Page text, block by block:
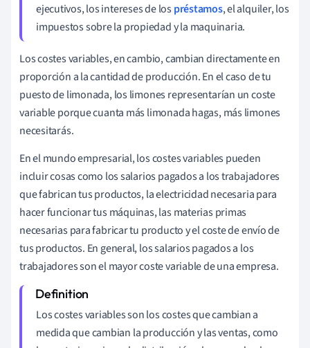
ejecutivos, los intereses de lospréstamos, el alquiler, los
impuestos sobre la propiedad y la maquinaria.
Los costes variables, en cambio, cambian directamente en
proporción a la cantidad de producción. En el caso de tu
puesto de limonada, los limones representarían un coste
variable porque cuanta más limonada hagas, más limones
necesitarás.
En el mundo empresarial, los costes variables pueden
incluir cosas como los salarios pagados a los trabajadores
que fabrican tus productos, la electricidad necesaria para
hacer funcionar tus máquinas, las materias primas
necesarias para fabricar tu producto y el coste de envío de
tus productos. En general, los salarios pagados a los
trabajadores son el mayor coste variable de una empresa.
Los costes variables son los costes que cambian a
medida que cambian la producción y las ventas, como